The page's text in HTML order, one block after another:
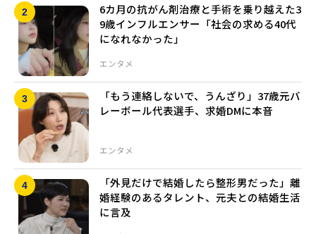
エンタメ
6カ月の抗がん剤治療と手術を乗り越えた3
9歳インフルエンサー「社会の求める40代
になれなかった」
エンタメ
「もう連絡しないで、うんざり」37歳元バ
レーボール代表選手、求婚DMに本音
「外見だけで結婚したら整形男だった」離
婚経験のあるタレント、元夫との結婚生活
に言及